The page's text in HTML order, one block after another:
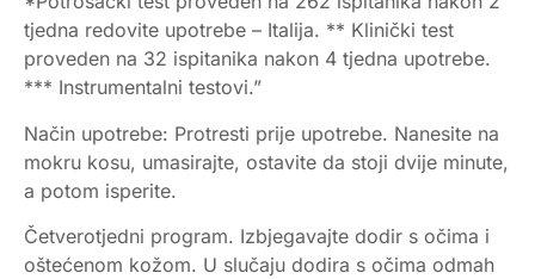
tjedna redovite upotrebe – Italija. ** Klinički test
proveden na 32 ispitanika nakon 4 tjedna upotrebe.
*** Instrumentalni testovi.”
Način upotrebe: Protresti prije upotrebe. Nanesite na
mokru kosu, umasirajte, ostavite da stoji dvije minute,
a potom isperite.
Četverotjedni program. Izbjegavajte dodir s očima i
oštećenom kožom. U slučaju dodira s očima odmah